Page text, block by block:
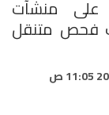
أشعة على منشآت
وتُجري أكثر من 14 ألف فحص متنقل